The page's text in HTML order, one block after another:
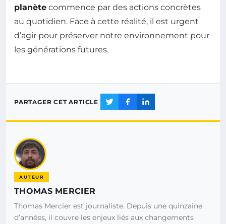
planète commence par des actions concrètes
au quotidien. Face à cette réalité, il est urgent
d’agir pour préserver notre environnement pour
les générations futures.
PARTAGER CET ARTICLE
AUTEUR
THOMAS MERCIER
Thomas Mercier est journaliste. Depuis une quinzaine
d’années, il couvre les enjeux liés aux changements